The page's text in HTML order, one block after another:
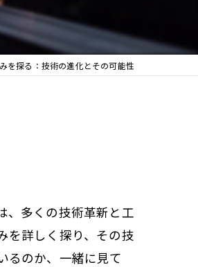
ス
を探る：技術の進化とその可能性
、多くの技術革新と工
を詳しく探り、その技
るのか、一緒に見て